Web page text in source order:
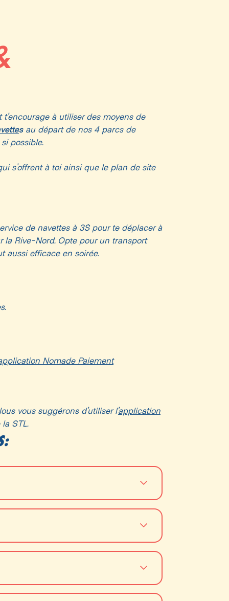
sont présents sur le site
spectateurs
seront fouillés)
à utiliser des moyens de
sau départ de nos 4 parcs de
possible.
s’offrent à toi ainsi que le plan de site
de navettes à 3$ pour te déplacer à
la Rive-Nord. Opte pour un transport
aussi efficace en soirée.
Nomade Paiement
vous suggérons d’utiliser l’application
STL.